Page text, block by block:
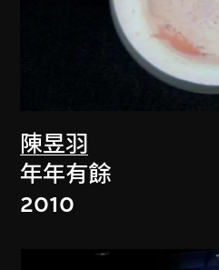
陳昱羽
年年有餘
2010